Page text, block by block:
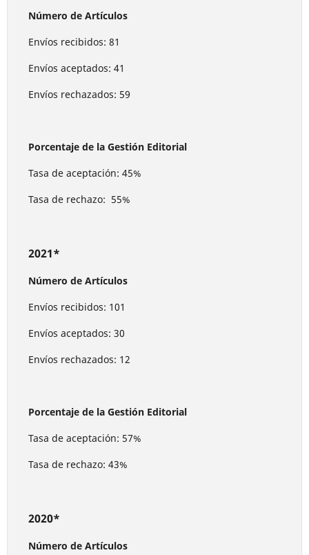
Número de Artículos
Envíos recibidos: 81
Envíos aceptados: 41
Envíos rechazados: 59
Porcentaje de la Gestión Editorial
Tasa de aceptación: 45%
Tasa de rechazo: 55%
2021*
Número de Artículos
Envíos recibidos: 101
Envíos aceptados: 30
Envíos rechazados: 12
Porcentaje de la Gestión Editorial
Tasa de aceptación: 57%
Tasa de rechazo: 43%
2020*
Número de Artículos